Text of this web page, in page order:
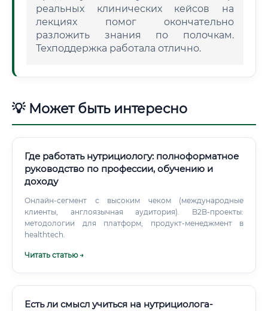
реальных клинических кейсов на
лекциях помог окончательно
разложить знания по полочкам.
Техподдержка работала отлично.
💡 Может быть интересно
Где работать нутрициологу: полноформатное
руководство по профессии, обучению и
доходу
Онлайн-сегмент с высоким чеком (международные
клиенты, англоязычная аудитория). B2B-проекты:
методологии для платформ, продукт-менеджмент в
healthtech.
Читать статью →
Есть ли смысл учиться на нутрициолога-